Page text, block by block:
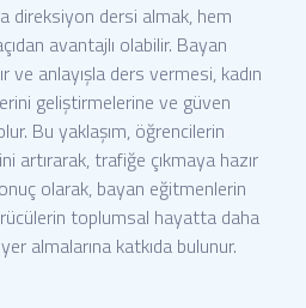
direksiyon dersi almak, hem
avantajlı olabilir. Bayan
ve anlayışla ders vermesi, kadın
geliştirmelerine ve güven
Bu yaklaşım, öğrencilerin
artırarak, trafiğe çıkmaya hazır
olarak, bayan eğitmenlerin
toplumsal hayatta daha
almalarına katkıda bulunur.